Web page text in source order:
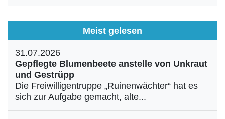
Meist gelesen
31.07.2026
Gepflegte Blumenbeete anstelle von Unkraut
und Gestrüpp
Die Freiwilligentruppe „Ruinenwächter“ hat es
sich zur Aufgabe gemacht, alte...